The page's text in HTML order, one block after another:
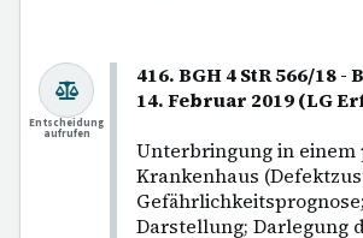
416. BGH 4 StR 566/18 -
14. Februar 2019 (LG
Unterbringung in einem
Krankenhaus
Darstellung; Darlegung
Entscheidung
aufrufen